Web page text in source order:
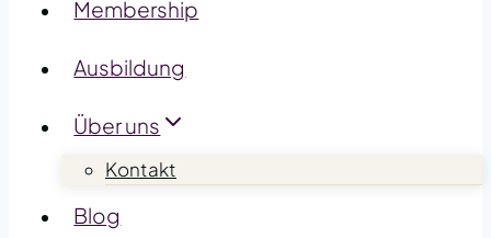
Membership
Ausbildung
Über uns
Kontakt
Blog